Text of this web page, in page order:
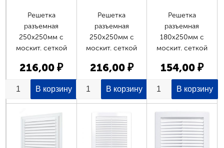
Решетка
разъемная
250х250мм с
москит. сеткой
216,00 ₽
Решетка
разъемная
250х250мм с
москит. сеткой
216,00 ₽
Решетка
разъемная
180х250мм с
москит. сеткой
154,00 ₽